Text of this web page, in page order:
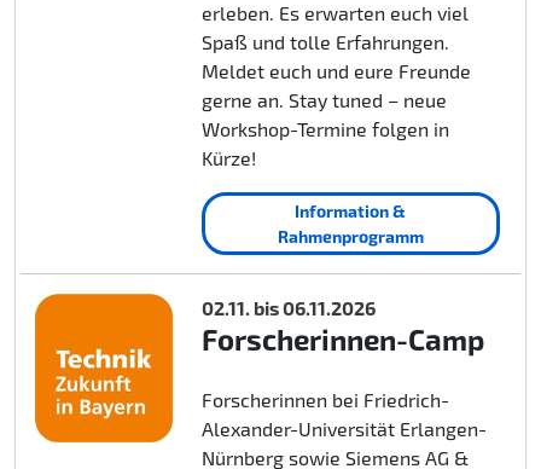
erleben. Es erwarten euch viel
Spaß und tolle Erfahrungen.
Meldet euch und eure Freunde
gerne an. Stay tuned – neue
Workshop-Termine folgen in
Kürze!
Information &
Rahmenprogramm
02.11. bis 06.11.2026
Forscherinnen-Camp
Forscherinnen bei Friedrich-
Alexander-Universität Erlangen-
Nürnberg sowie Siemens AG &